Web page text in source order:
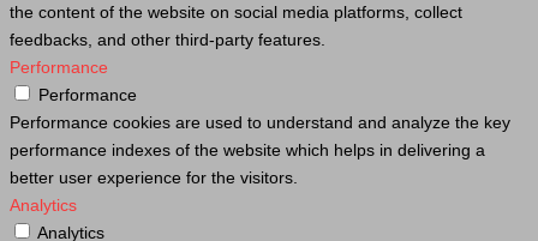
the content of the website on social media platforms, collect
feedbacks, and other third-party features.
Performance
Performance
Performance cookies are used to understand and analyze the key
performance indexes of the website which helps in delivering a
better user experience for the visitors.
Analytics
Analytics